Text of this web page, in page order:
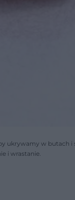
ukrywamy w butach
i wrastanie.